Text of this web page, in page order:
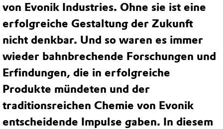
von Evonik Industries. Ohne sie ist eine
erfolgreiche Gestaltung der Zukunft
nicht denkbar. Und so waren es immer
wieder bahnbrechende Forschungen und
Erfindungen, die in erfolgreiche
Produkte mündeten und der
traditionsreichen Chemie von Evonik
entscheidende Impulse gaben. In diesem